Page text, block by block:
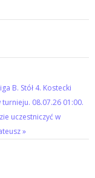
B. Stół 4. Kostecki
turnieju. 08.07.26 01:00.
uczestniczyć w
»